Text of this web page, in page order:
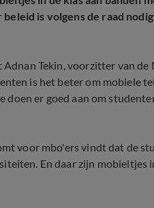
is volgens de raad
Tekin, voorzitter van de
is het beter om mobiele
doen er goed aan om
voor mbo'ers vindt dat de
En daar zijn mobieltjes